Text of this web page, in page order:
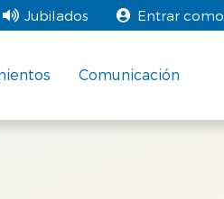
Jubilados Entrar
Comunicación